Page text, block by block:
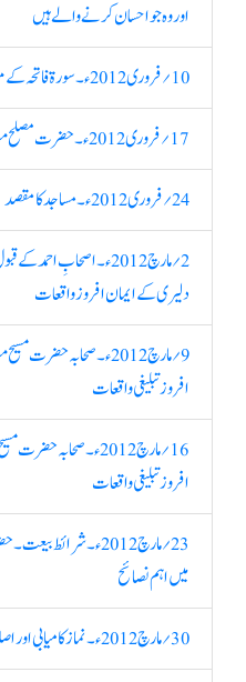
اور وہ جو احسان کرنے والے ہیں
10؍ فروری 2012ء۔ سورۃ فاتحہ کے مضامین
17؍ فروری 2012ء۔ حضرت مصلح موعودؓ ایک اولوالعزم لیڈر
24؍ فروری 2012ء۔ مساجد کا مقصد
2؍ مارچ 2012ء۔ اصحابِ
دلیری کے ایمان افروز واقعات
9؍ مارچ 2012ء۔ صحابہ
افروزتبلیغی واقعات
16؍ مارچ 2012ء۔
افروزتبلیغی واقعات
23؍ مارچ 2012ء۔
میں اہم نصائح
30؍ مارچ 2012ء۔ نماز کامیابی اور اصلاح نفس کا ذریعہ